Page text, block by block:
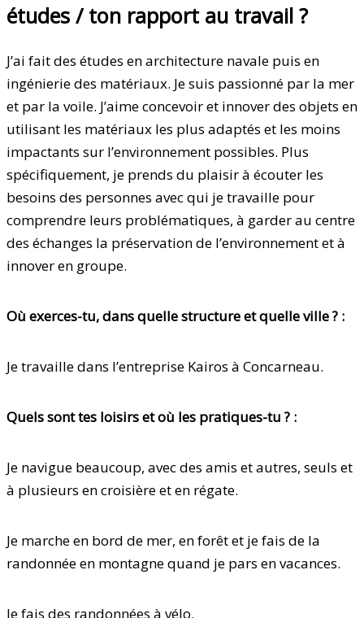
études / ton rapport au travail ?
J’ai fait des études en architecture navale puis en
ingénierie des matériaux. Je suis passionné par la mer
et par la voile. J’aime concevoir et innover des objets en
utilisant les matériaux les plus adaptés et les moins
impactants sur l’environnement possibles. Plus
spécifiquement, je prends du plaisir à écouter les
besoins des personnes avec qui je travaille pour
comprendre leurs problématiques, à garder au centre
des échanges la préservation de l’environnement et à
innover en groupe.
Où exerces-tu, dans quelle structure et quelle ville ? :
Je travaille dans l’entreprise Kairos à Concarneau.
Quels sont tes loisirs et où les pratiques-tu ? :
Je navigue beaucoup, avec des amis et autres, seuls et
à plusieurs en croisière et en régate.
Je marche en bord de mer, en forêt et je fais de la
randonnée en montagne quand je pars en vacances.
Je fais des randonnées à vélo.